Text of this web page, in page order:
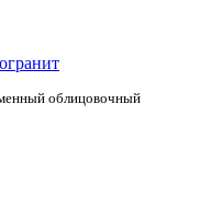
облицовочный